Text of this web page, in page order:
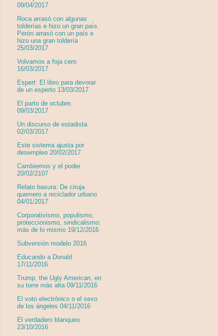
09/04/2017
Roca arrasó con algunas
tolderías e hizo un gran país.
Perón arrasó con un país e
hizo una gran toldería
25/03/2017
Volvamos a foja cero
16/03/2017
Espert: El libro para devorar
de un esperto 13/03/2017
El parto de octubre.
09/03/2017
Un discurso de estadista
02/03/2017
Este sistema ajusta por
desempleo 20/02/2017
Cambiemos y el poder
20/02/2107
Relato basura: De ciruja
quemero a reciclador urbano
04/01/2017
Corporativismo, populismo,
proteccionismo, sindicalismo:
más de lo mismo 19/12/2016
Subversión modelo 2016
Educando a Donald
17/11/2016
Trump, the Ugly American, en
su torre más alta 09/11/2016
El voto electrónico o el sexo
de los ángeles 04/11/2016
El verdadero blanqueo
23/10/2016